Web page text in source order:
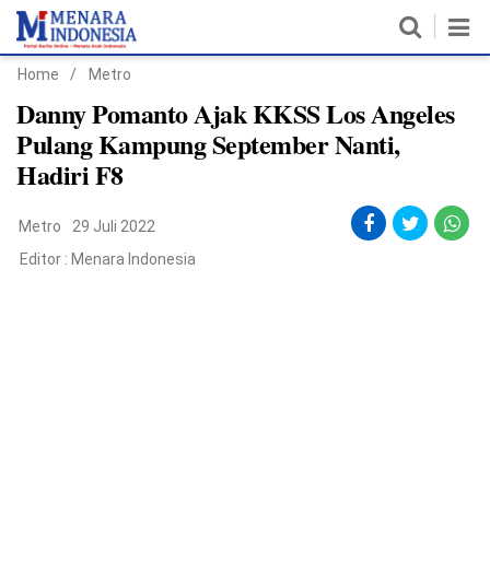
Nasional
Metro
Home / Metro
Danny Pomanto Ajak KKSS Los Angeles
Pulang Kampung September Nanti,
Hadiri F8
Metro
29 Juli 2022
Editor : Menara Indonesia